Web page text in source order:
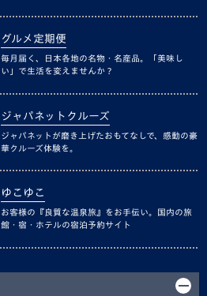
グルメ定期便
毎月届く、日本各地の名物・名産品。「美味し
い」で生活を変えませんか？
ジャパネットクルーズ
ジャパネットが磨き上げたおもてなしで、感動の豪
華クルーズ体験を。
ゆこゆこ
お客様の『良質な温泉旅』をお手伝い。国内の旅
館・宿・ホテルの宿泊予約サイト